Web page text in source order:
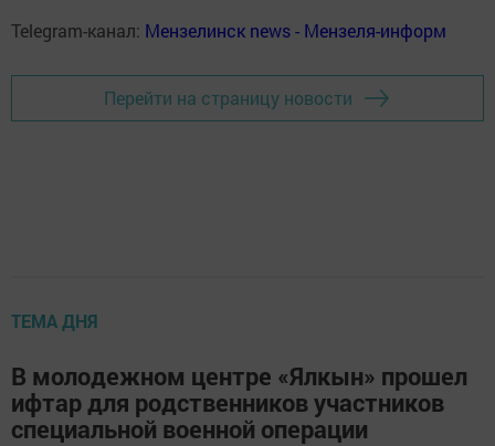
Telegram-канал: Мензелинск news - Мензеля-информ
Перейти на страницу новости
ТЕМА ДНЯ
В молодежном центре «Ялкын» прошел
ифтар для родственников участников
специальной военной операции